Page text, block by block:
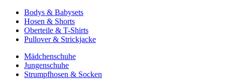
Bodys & Babysets
Hosen & Shorts
Oberteile & T-Shirts
Pullover & Strickjacke
Mädchenschuhe
Jungenschuhe
Strumpfhosen & Socken